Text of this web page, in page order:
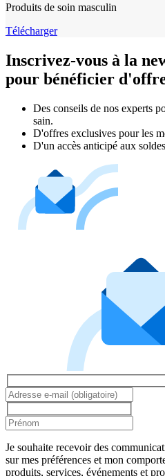
Produits de soin masculin
Télécharger
Inscrivez-vous à la
pour bénéficier
Des conseils de nos experts
sain.
D'offres exclusives pour les
D'un accès anticipé aux
Je souhaite recevoir des
sur mes préférences et mon
produits, services, événements et